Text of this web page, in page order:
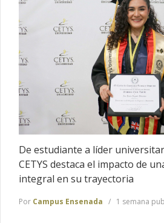
De estudiante a líder
CETYS destaca el impacto de
integral en su trayectoria
Por Campus Ensenada 1 semana